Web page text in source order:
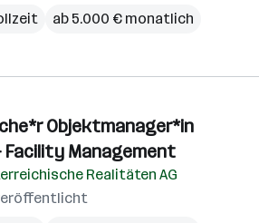
ab 5.000 € monatlich
Objektmanager*in
Facility Management
Realitäten AG